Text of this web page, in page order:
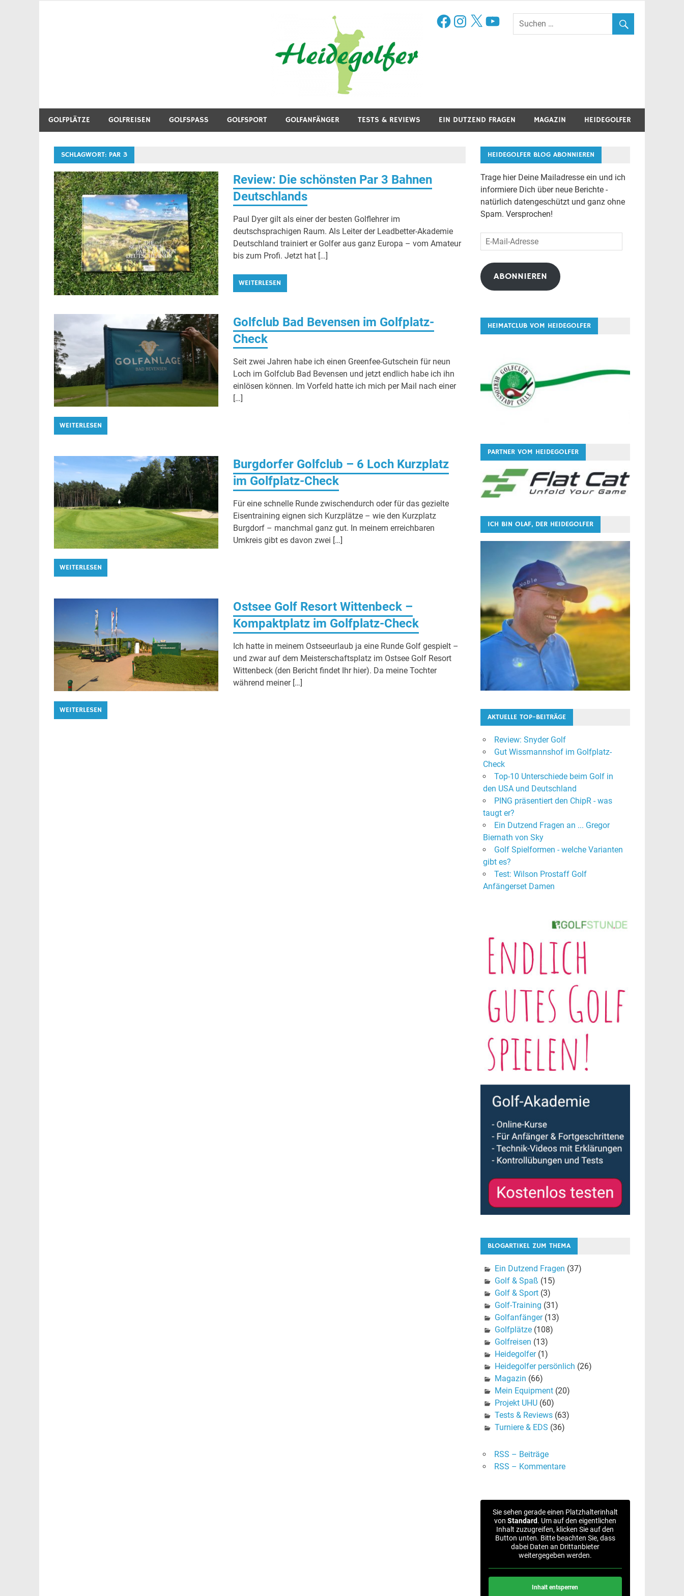
FacebookInstagram
X YouTube
GOLFPLÄTZE GOLFREISEN GOLFSPASS GOLFSPORT GOLFANFÄNGER TESTS & REVIEWS EIN DUTZEND FRAGEN MAGAZIN HEIDEGOLFER
SCHLAGWORT: PAR 3
Review: Die schönsten Par 3 Bahnen
Deutschlands
Paul Dyer gilt als einer der besten Golflehrer im
deutschsprachigen Raum. Als Leiter der Leadbetter-Akademie
Deutschland trainiert er Golfer aus ganz Europa – vom Amateur
bis zum Profi. Jetzt hat […]
WEITERLESEN
Golfclub Bad Bevensen im Golfplatz-
Check
Seit zwei Jahren habe ich einen Greenfee-Gutschein für neun
Loch im Golfclub Bad Bevensen und jetzt endlich habe ich ihn
einlösen können. Im Vorfeld hatte ich mich per Mail nach einer
[…]
WEITERLESEN
Burgdorfer Golfclub – 6 Loch Kurzplatz
im Golfplatz-Check
Für eine schnelle Runde zwischendurch oder für das gezielte
Eisentraining eignen sich Kurzplätze – wie den Kurzplatz
Burgdorf – manchmal ganz gut. In meinem erreichbaren
Umkreis gibt es davon zwei […]
WEITERLESEN
Ostsee Golf Resort Wittenbeck –
Kompaktplatz im Golfplatz-Check
Ich hatte in meinem Ostseeurlaub ja eine Runde Golf gespielt –
und zwar auf dem Meisterschaftsplatz im Ostsee Golf Resort
Wittenbeck (den Bericht findet Ihr hier). Da meine Tochter
während meiner […]
WEITERLESEN
HEIDEGOLFER BLOG ABONNIEREN
Trage hier Deine Mailadresse ein und ich
informiere Dich über neue Berichte -
natürlich datengeschützt und ganz ohne
Spam. Versprochen!
E-
Mail-
Adresse
ABONNIEREN
HEIMATCLUB VOM HEIDEGOLFER
PARTNER VOM HEIDEGOLFER
ICH BIN OLAF, DER HEIDEGOLFER
AKTUELLE TOP-BEITRÄGE
Review: Snyder Golf
Gut Wissmannshof im Golfplatz-
Check
Top-10 Unterschiede beim Golf in
den USA und Deutschland
PING präsentiert den ChipR - was
taugt er?
Ein Dutzend Fragen an ... Gregor
Biernath von Sky
Golf Spielformen - welche Varianten
gibt es?
Test: Wilson Prostaff Golf
Anfängerset Damen
BLOGARTIKEL ZUM THEMA
Ein Dutzend Fragen (37)
Golf & Spaß (15)
Golf & Sport(3)
Golf-Training (31)
Golfanfänger(13)
Golfplätze(108)
Golfreisen (13)
Heidegolfer(1)
Heidegolfer persönlich (26)
Magazin (66)
Mein Equipment(20)
Projekt UHU(60)
Tests & Reviews(63)
Turniere & EDS (36)
RSS – Beiträge
RSS – Kommentare
Sie sehen gerade einen Platzhalterinhalt
von Standard. Um auf den eigentlichen
Inhalt zuzugreifen, klicken Sie auf den
Button unten. Bitte beachten Sie, dass
dabei Daten an Drittanbieter
weitergegeben werden.
Inhalt entsperren